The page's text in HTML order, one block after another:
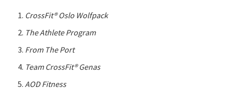
CrossFit® Oslo Wolfpack
The Athlete Program
From The Port
Team CrossFit® Genas
AOD Fitness